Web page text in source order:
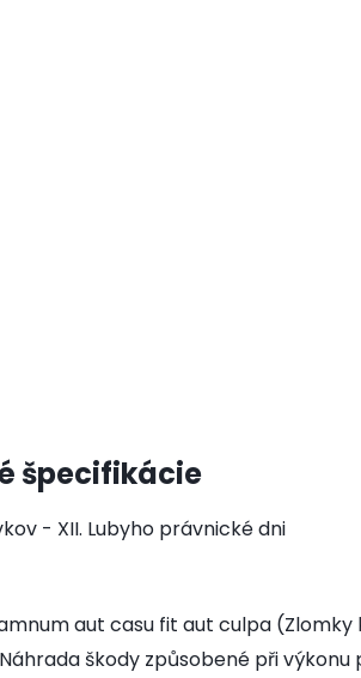
špecifikácie
- XII. Lubyho právnické dni
aut casu fit aut culpa
Náhrada škody způsobené při výkonu